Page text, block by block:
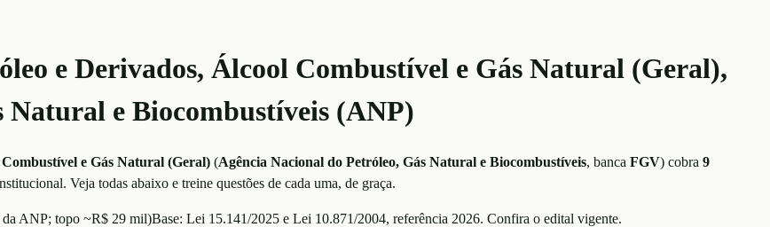
e Derivados, Álcool Combustível e Gás Natural (Geral),
Natural e Biocombustíveis (ANP)
e Gás Natural (Geral) (Agência Nacional do Petróleo, Gás Natural e Biocombustíveis, banca FGV) cobra 9
. Veja todas abaixo e treine questões de cada uma, de graça.
da ANP; topo ~R$ 29 mil)Base: Lei 15.141/2025 e Lei 10.871/2004, referência 2026. Confira o edital vigente.